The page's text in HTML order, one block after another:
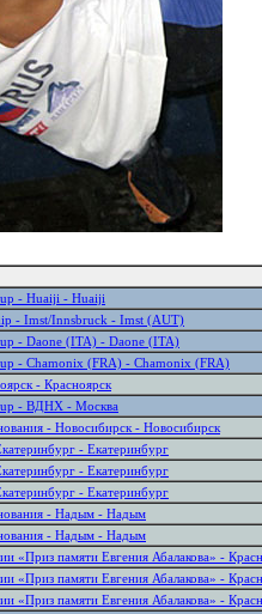
- Huaiji - Huaiji
- Imst/Innsbruck - Imst (AUT)
- Daone (ITA) - Daone (ITA)
- Chamonix (FRA) - Chamonix (FRA)
- Красноярск
- ВДНХ - Москва
- Новосибирск - Новосибирск
- Екатеринбург
- Екатеринбург
- Екатеринбург
- Надым - Надым
- Надым - Надым
«Приз памяти Евгения Абалакова» -
«Приз памяти Евгения Абалакова» -
«Приз памяти Евгения Абалакова» -